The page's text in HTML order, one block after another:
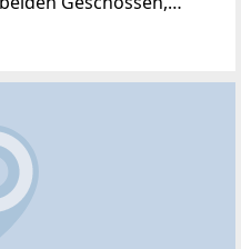
ein Wohnzimmer mit